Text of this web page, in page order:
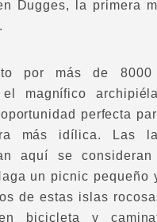
Dugges, la primera
por más de
el magnífico
perfecta
más idílica. Las
aquí se
un picnic pequeño
de estas islas
bicicleta y